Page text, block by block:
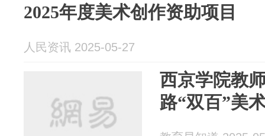
2025年度美术创作资助项目
人民资讯 2025-05-27
西京学院教
路“双百”美